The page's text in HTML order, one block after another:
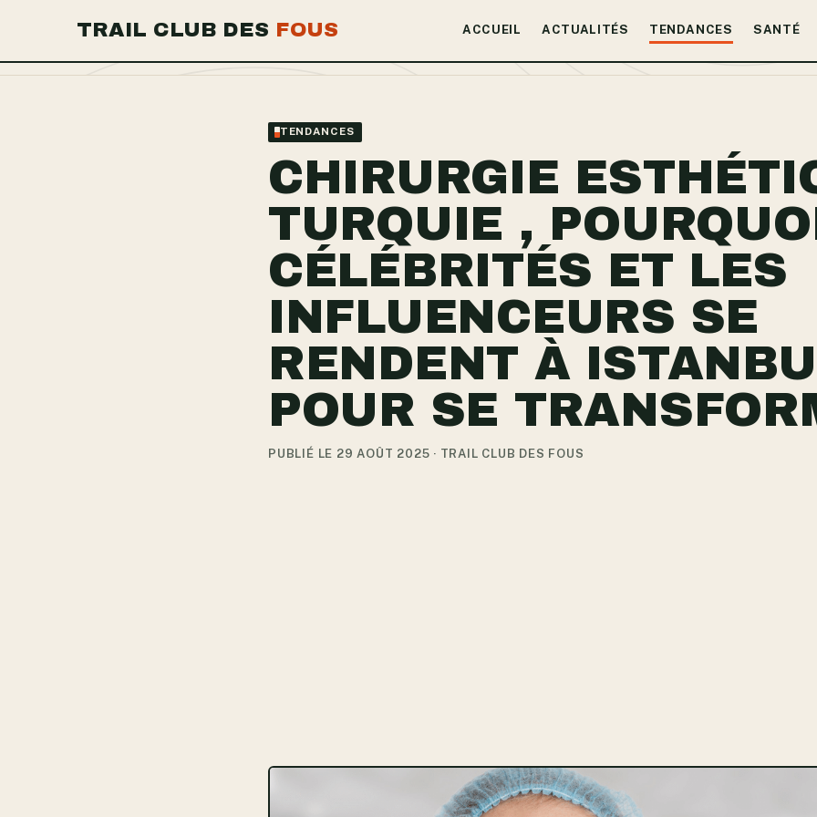
TRAIL CLUB DES FOUS ACCUEIL ACTUALITÉS TENDANCES SANTÉ
TENDANCES
CHIRURGIE
TURQUIE ,
CÉLÉBRITÉS ET LES
INFLUENCEURS SE
RENDENT À
POUR SE
PUBLIÉ LE 29 AOÛT 2025 · TRAIL CLUB DES FOUS